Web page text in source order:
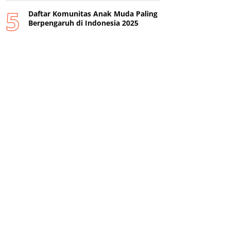
Daftar Komunitas Anak Muda Paling
Berpengaruh di Indonesia 2025